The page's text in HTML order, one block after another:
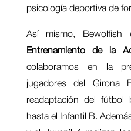
psicología deportiva de
Así mismo,
Entrenamiento de la
colaboramos en la
jugadores del
readaptación del fútbol
hasta el Infantil B.